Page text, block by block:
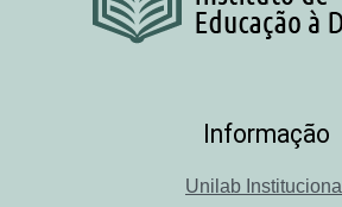
Informação
Unilab Institucional